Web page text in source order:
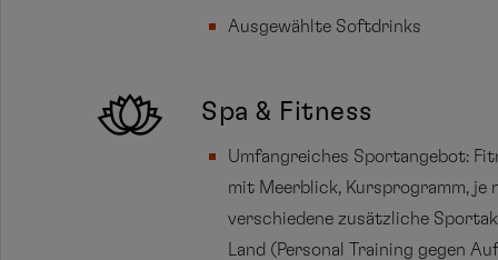
Ausgewählte Softdrinks
Spa & Fitness
Umfangreiches Sportangebot:
mit Meerblick, Kursprogramm, je
verschiedene zusätzliche
Land (Personal Training gegen